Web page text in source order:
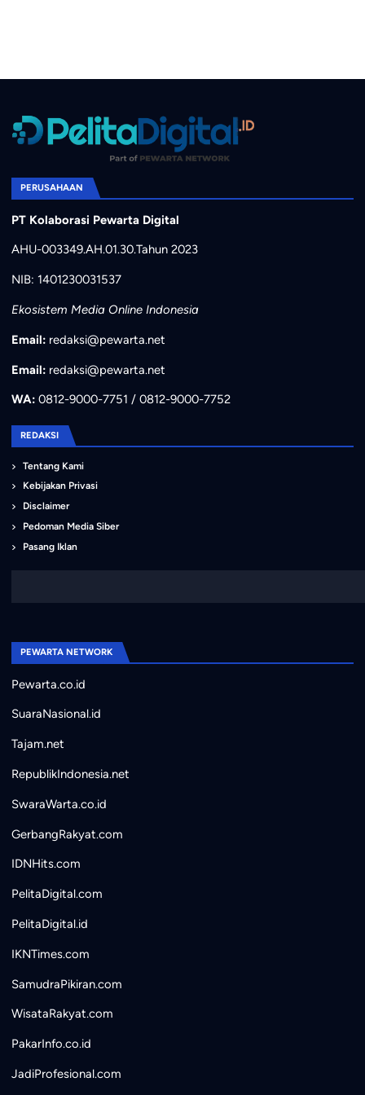
PERUSAHAAN
PT Kolaborasi Pewarta Digital
AHU-003349.AH.01.30.Tahun 2023
NIB: 1401230031537
Ekosistem Media Online Indonesia
Email: redaksi@pewarta.net
Email: redaksi@pewarta.net
WA:0812-9000-7751 / 0812-9000-7752
REDAKSI
Tentang Kami
Kebijakan Privasi
Disclaimer
Pedoman Media Siber
Pasang Iklan
PEWARTA NETWORK
Pewarta.co.id
SuaraNasional.id
Tajam.net
RepublikIndonesia.net
SwaraWarta.co.id
GerbangRakyat.com
IDNHits.com
PelitaDigital.com
PelitaDigital.id
IKNTimes.com
SamudraPikiran.com
WisataRakyat.com
PakarInfo.co.id
JadiProfesional.com